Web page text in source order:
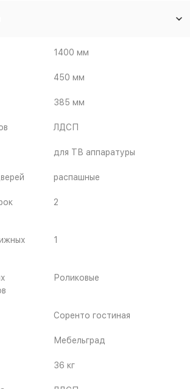
1400 мм
450 мм
385 мм
ЛДСП
для ТВ аппаратуры
распашные
2
1
Роликовые
Соренто гостиная
Мебельград
36 кг